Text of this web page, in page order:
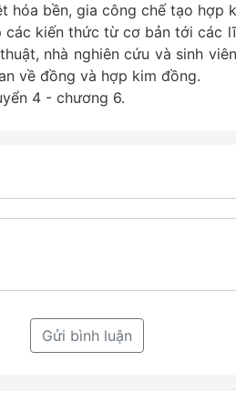
hóa bền, gia công chế tạo hợp
kiến thức từ cơ bản tới các
nhà nghiên cứu và sinh
về đồng và hợp kim đồng.
4 - chương 6.
Gửi bình luận